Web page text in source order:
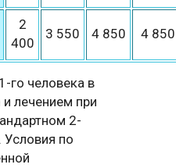
2
400
3 550 4 850 4 850
го человека в
и лечением при
2-
по